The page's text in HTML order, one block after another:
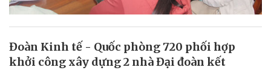
Đoàn Kinh tế - Quốc phòng 720 phối hợp
khởi công xây dựng 2 nhà Đại đoàn kết